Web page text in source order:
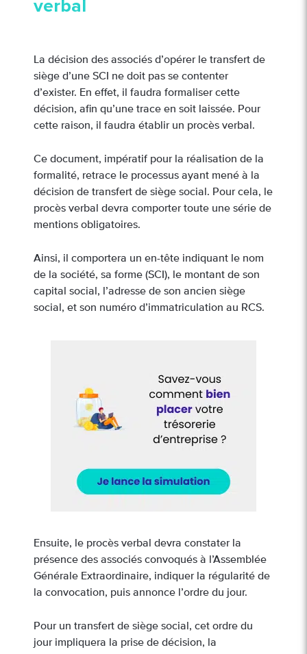
verbal
La décision des associés d’opérer le transfert de
siège d’une SCI ne doit pas se contenter
d’exister. En effet, il faudra formaliser cette
décision, afin qu’une trace en soit laissée. Pour
cette raison, il faudra établir un procès verbal.
Ce document, impératif pour la réalisation de la
formalité, retrace le processus ayant mené à la
décision de transfert de siège social. Pour cela, le
procès verbal devra comporter toute une série de
mentions obligatoires.
Ainsi, il comportera un en-tête indiquant le nom
de la société, sa forme (SCI), le montant de son
capital social, l’adresse de son ancien siège
social, et son numéro d’immatriculation au RCS.
Ensuite, le procès verbal devra constater la
présence des associés convoqués à l’Assemblée
Générale Extraordinaire, indiquer la régularité de
la convocation, puis annonce l’ordre du jour.
Pour un transfert de siège social, cet ordre du
jour impliquera la prise de décision, la